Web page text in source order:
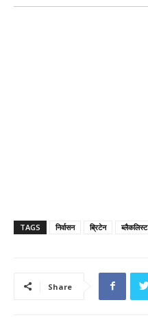
TAGS निर्वासन ब्रिटेन ब्लैकलिस्ट
Share